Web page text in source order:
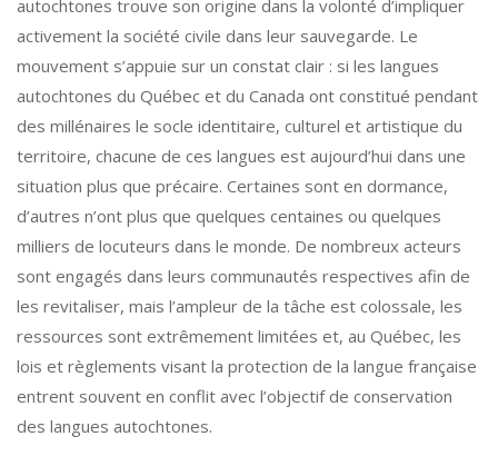
autochtones trouve son origine dans la volonté d’impliquer
activement la société civile dans leur sauvegarde. Le
mouvement s’appuie sur un constat clair : si les langues
autochtones du Québec et du Canada ont constitué pendant
des millénaires le socle identitaire, culturel et artistique du
territoire, chacune de ces langues est aujourd’hui dans une
situation plus que précaire. Certaines sont en dormance,
d’autres n’ont plus que quelques centaines ou quelques
milliers de locuteurs dans le monde. De nombreux acteurs
sont engagés dans leurs communautés respectives afin de
les revitaliser, mais l’ampleur de la tâche est colossale, les
ressources sont extrêmement limitées et, au Québec, les
lois et règlements visant la protection de la langue française
entrent souvent en conflit avec l’objectif de conservation
des langues autochtones.